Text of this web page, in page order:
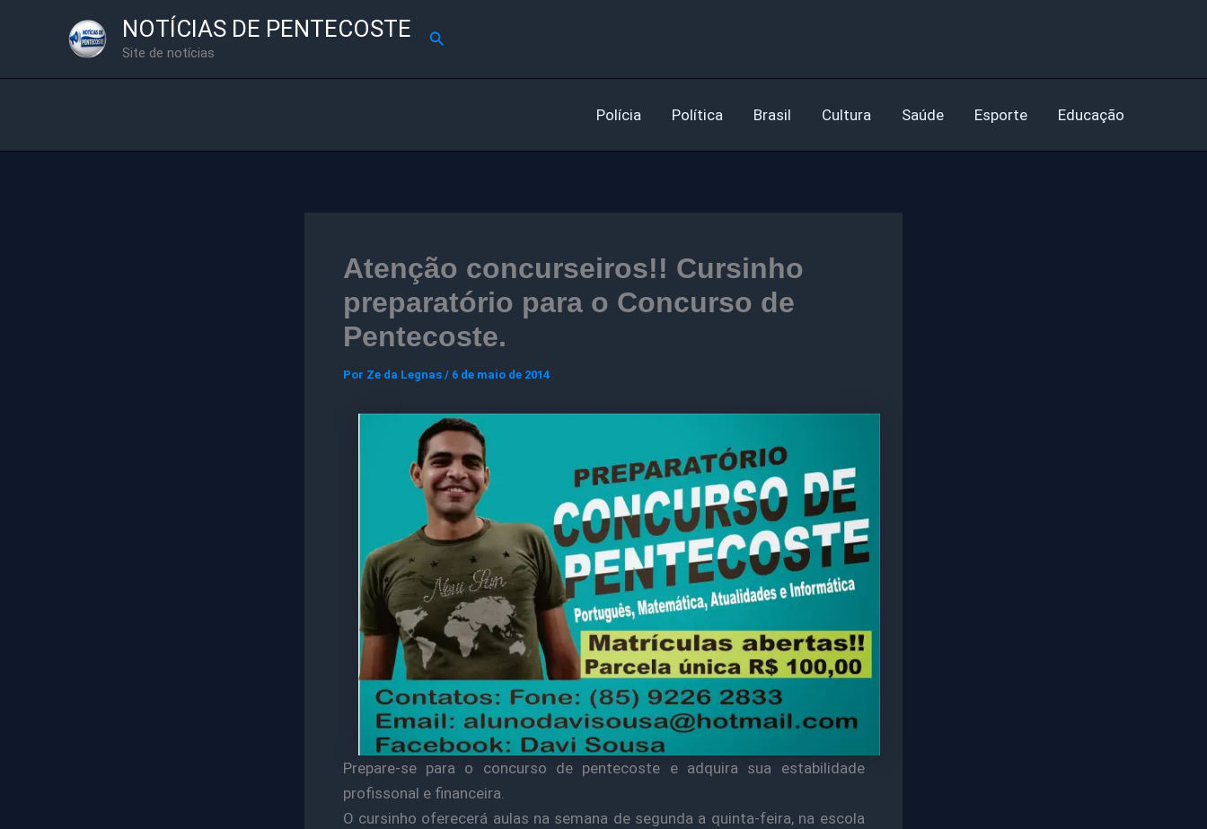
NOTÍCIAS DE PENTECOSTE
Site de notícias
Pesquisar
Polícia Política Brasil Cultura Saúde Esporte Educação
Atenção concurseiros!! Cursinho
preparatório para o Concurso de
Pentecoste.
Por Ze da Legnas / 6 de maio de 2014
Prepare-se para o concurso de pentecoste e adquira sua estabilidade
profissonal e financeira.
O cursinho oferecerá aulas na semana de segunda a quinta-feira, na escola